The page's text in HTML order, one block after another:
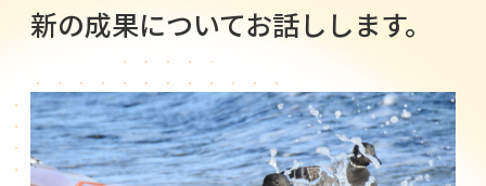
新の成果についてお話しします。